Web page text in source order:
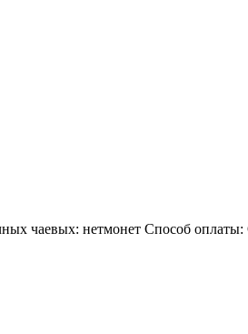
чаевых: нетмонет Способ оплаты: